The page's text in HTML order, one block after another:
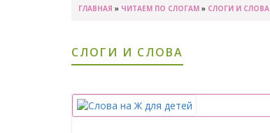
ГЛАВНАЯ » ЧИТАЕМ ПО СЛОГАМ » СЛОГИ И СЛОВА
СЛОГИ И СЛОВА